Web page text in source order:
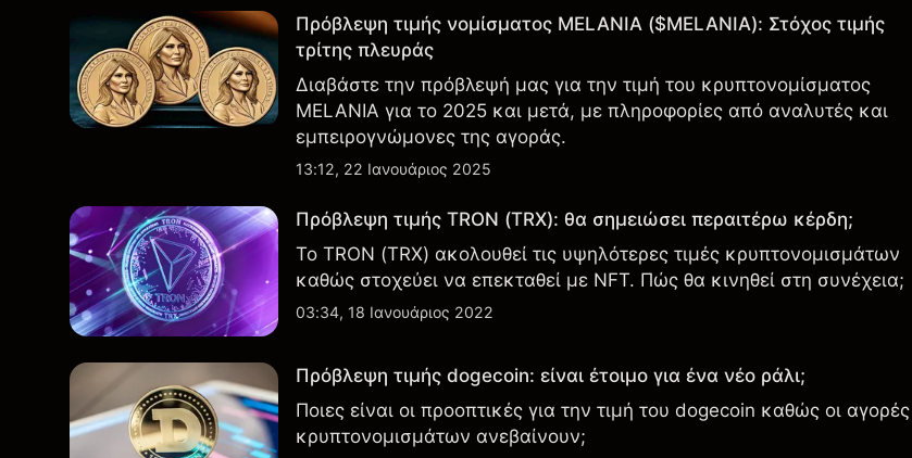
Πρόβλεψη τιμής νομίσματος MELANIA ($MELANIA): Στόχος τιμής
τρίτης πλευράς
Διαβάστε την πρόβλεψή μας για την τιμή του κρυπτονομίσματος
MELANIA για το 2025 και μετά, με πληροφορίες από αναλυτές και
εμπειρογνώμονες της αγοράς.
13:12, 22 Ιανουάριος 2025
Πρόβλεψη τιμής TRON (TRX): θα σημειώσει περαιτέρω κέρδη;
Το TRON (TRX) ακολουθεί τις υψηλότερες τιμές κρυπτονομισμάτων
καθώς στοχεύει να επεκταθεί με NFT. Πώς θα κινηθεί στη συνέχεια;
03:34, 18 Ιανουάριος 2022
Πρόβλεψη τιμής dogecoin: είναι έτοιμο για ένα νέο ράλι;
Ποιες είναι οι προοπτικές για την τιμή του dogecoin καθώς οι αγορές
κρυπτονομισμάτων ανεβαίνουν;